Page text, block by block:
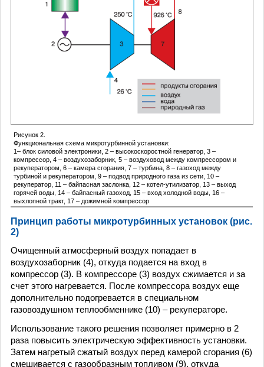
Рисунок 2.
Функциональная схема микротурбинной установки:
1– блок силовой электроники, 2 – высокоскоростной генератор, 3 –
компрессор, 4 – воздухозаборник, 5 – воздуховод между компрессором и
рекуператором, 6 – камера сгорания, 7 – турбина, 8 – газоход между
турбиной и рекуператором, 9 – подвод природного газа из сети, 10 –
рекуператор, 11 – байпасная заслонка, 12 – котел-утилизатор, 13 – выход
горячей воды, 14 – байпасный газоход, 15 – вход холодной воды, 16 –
выхлопной тракт, 17 – дожимной компрессор
Принцип работы микротурбинных установок (рис.
2)
Очищенный атмосферный воздух попадает в
воздухозаборник (4), откуда подается на вход в
компрессор (3). В компрессоре (3) воздух сжимается и за
счет этого нагревается. После компрессора воздух еще
дополнительно подогревается в специальном
газовоздушном теплообменнике (10) – рекуператоре.
Использование такого решения позволяет примерно в 2
раза повысить электрическую эффективность установки.
Затем нагретый сжатый воздух перед камерой сгорания (6)
смешивается с газообразным топливом (9), откуда